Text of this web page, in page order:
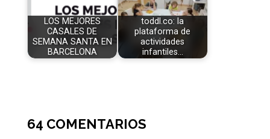
LOS MEJORES
CASALES DE
SEMANA SANTA EN
BARCELONA
toddl.co: la
plataforma de
actividades
infantiles…
64 COMENTARIOS